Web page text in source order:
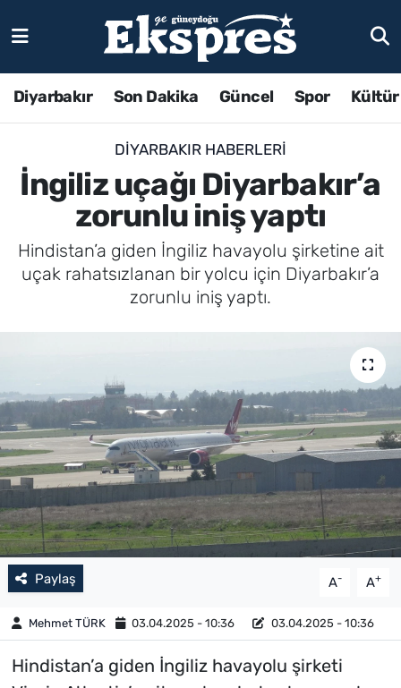
Diyarbakır Son Dakika Güncel Spor
DIYARBAKIR HABERLERI
İngiliz uçağı Diyarbakır’a
zorunlu iniş yaptı
Hindistan’a giden İngiliz havayolu şirketine ait
uçak rahatsızlanan bir yolcu için Diyarbakır’a
zorunlu iniş yaptı.
Paylaş A- A+
Mehmet TÜRK 03.04.2025 - 10:36 03.04.2025 - 10:36
Hindistan’a giden İngiliz havayolu şirketi